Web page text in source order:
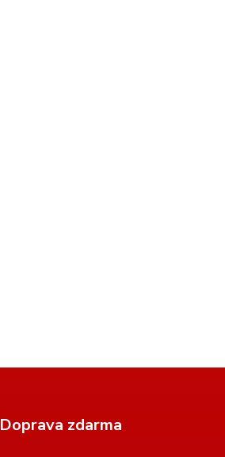
Doprava zdarma